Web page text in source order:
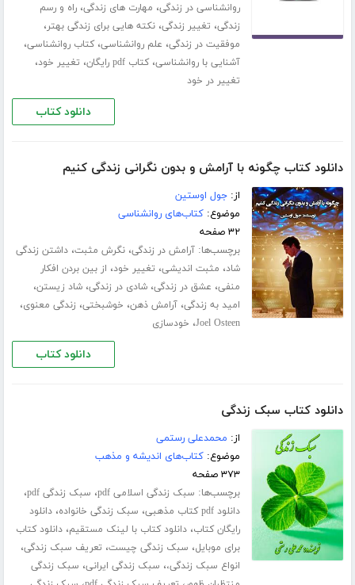
روانشناسی در زندگی، مهارت های زندگی،راه و رسم
زندگی، تغییر زندگی،نکته هایی برای زندگی بهتر،
موفقیت در زندگی، علم روانشناسی،کتاب روانشناسی،
آشنایی با روانشناسی،کتاب pdf رایگان ، تغییر خود،
تغییر در خود
دانلود کتاب
دانلود کتاب چگونه با آرامش و بدون نگرانی زندگی کنیم
از:جول اوستین
موضوع:کتاب‌های روانشناسی
۳۲ صفحه
برچسب‌ها:آرامش در زندگی،نگرش مثبت،داشتن زندگی
شاد، مثبت اندیشی، تغییر خود، از بین بردن افکار
منفی، عشق در زندگی،شادی در زندگی،شاد زیستن،
امید به زندگی،آرامش ذهن، خوشبختی، زندگی معنوی،
Joel Osteen، خودسازی
دانلود کتاب
دانلود کتاب سبک زندگی
از: محمدعلی رستمی
موضوع:کتاب‌های اندیشه و مذهب
۳۷۳ صفحه
برچسب‌ها: سبک زندگی اسلامی pdf ، سبک زندگی pdf ،
دانلود pdf کتاب مذهبی ، سبک زندگی خانواده،دانلود
رایگان کتاب،دانلود کتاب با لینک مستقیم،دانلود کتاب
برای موبایل، سبک زندگی چیست، تعریف سبک زندگی،
انواع سبک زندگی،، سبک زندگی ایرانی، سبک زندگی